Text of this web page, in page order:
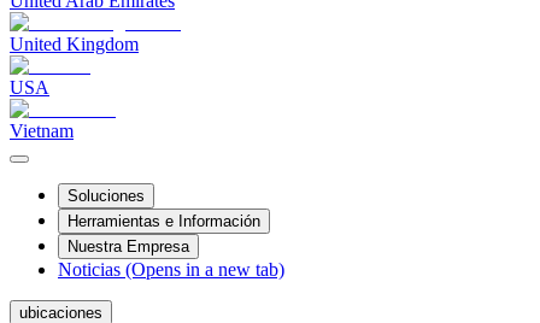
United Kingdom
USA
Vietnam
Soluciones
Herramientas e Información
Nuestra Empresa
Noticias (Opens in a new tab)
ubicaciones